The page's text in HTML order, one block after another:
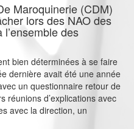
Maroquinerie (CDM)
lors des NAO des
des
bien déterminées à se faire
dernière avait été une année
un questionnaire retour de
réunions d’explications avec
avec la direction, un